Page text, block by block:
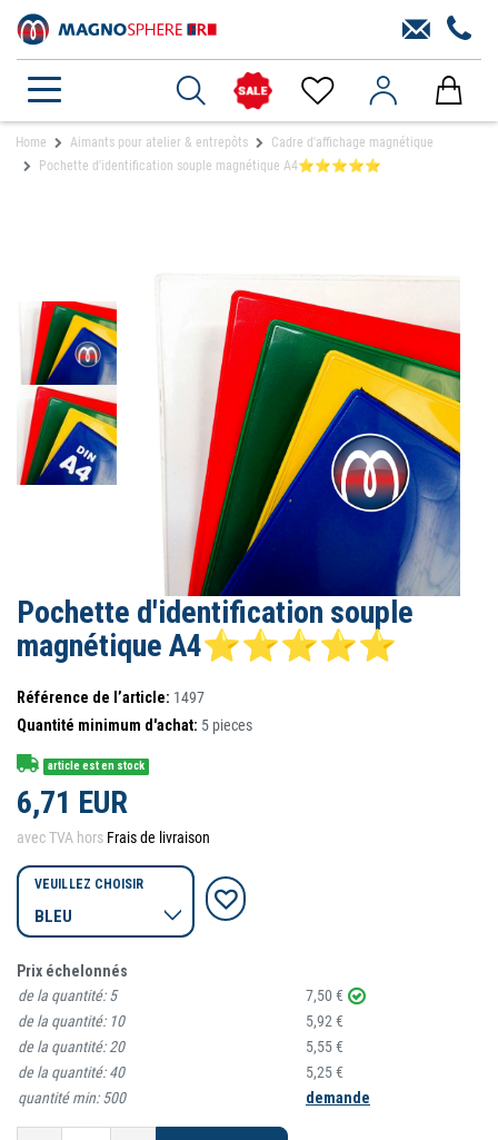
Home Aimants pour atelier & entrepôts
Cadre d'affichage magnétique
Pochette d'identification souple magnétique A4⭐⭐⭐⭐⭐
Pochette d'identification souple
magnétique A4⭐⭐⭐⭐⭐
Référence de l’article: 1497
Quantité minimum d'achat: 5 pieces
article est en stock
6,71 EUR
avec TVA hors Frais de livraison
VEUILLEZ CHOISIR
Prix échelonnés
de la quantité:5
7,50 €
de la quantité: 10
5,92 €
de la quantité:20
5,55 €
de la quantité:40
5,25 €
quantité min:500 demande